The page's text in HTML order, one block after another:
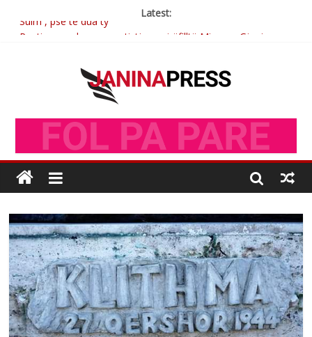
Latest:
Postim me vlera nga artistja e mirëfilltë Mimoza Gjoni
Brahim Çekaj njē veprimtar i respektuar i çeshtjës kombëtare